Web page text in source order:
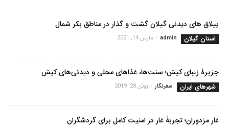
ییلاق های دیدنی گیلان گشت و گذار در مناطق بکر شمال
استان گیلان admin
- مارس 14, 2021
جزیرۀ زیبای کیش؛ سنت‌ها، غذاهای محلی و دیدنی‌های کیش
شهرهای ایران سفرنگار - ژوئن 28, 2019
غار مزدوران؛ تجربۀ غار در امنیت کامل برای گردشگران